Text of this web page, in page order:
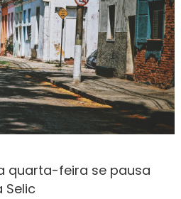
quarta-feira se pausa
Selic